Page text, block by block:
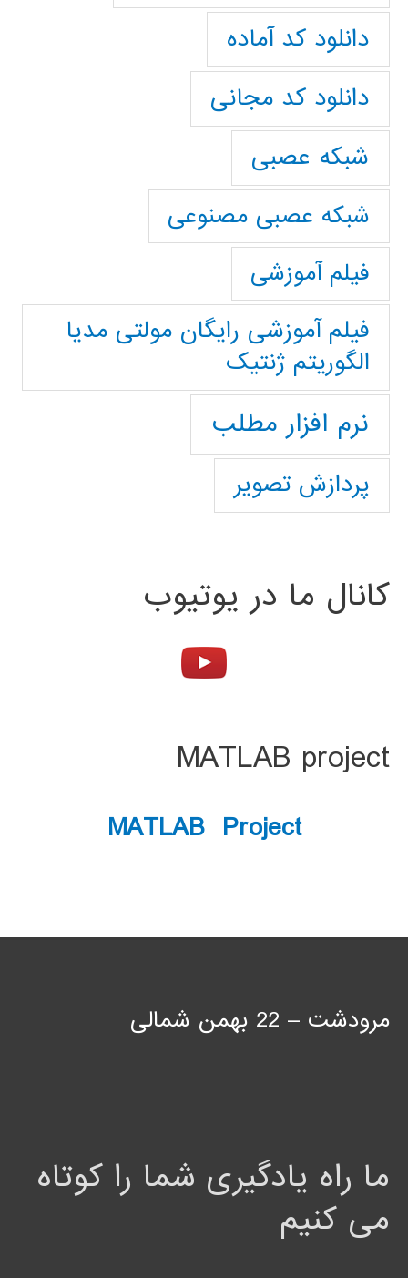
دانلود کد آماده
دانلود کد مجانی
شبکه عصبی
شبکه عصبی مصنوعی
فیلم آموزشی
فیلم آموزشی رایگان مولتی مدیا
الگوریتم ژنتیک
نرم افزار مطلب
پردازش تصویر
کانال ما در یوتیوب
MATLAB project
MATLAB Project
مرودشت – 22 بهمن شمالی
ما راه یادگیری شما را کوتاه
می کنیم